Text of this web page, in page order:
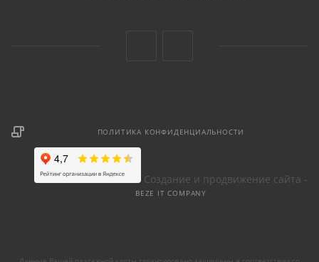
ПОЛИТИКА КОНФИДЕНЦИАЛЬНОСТИ
Создание и продвижение сайта -
BEZE IT COMPANY